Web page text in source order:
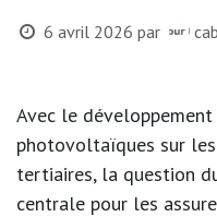
6 avril 2026 par
Avec le
photovoltaïques sur
tertiaires, la question
centrale pour les